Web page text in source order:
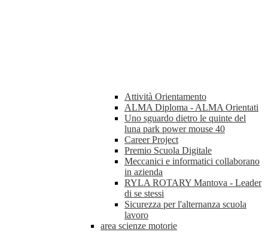
Attività Orientamento
ALMA Diploma - ALMA Orientati
Uno sguardo dietro le quinte del
luna park power mouse 40
Career Project
Premio Scuola Digitale
Meccanici e informatici collaborano
in azienda
RYLA ROTARY Mantova - Leader
di se stessi
Sicurezza per l'alternanza scuola
lavoro
area scienze motorie